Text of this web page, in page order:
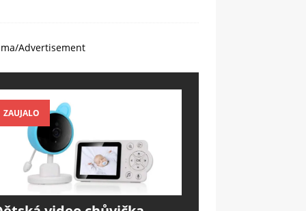
Advertisement
ZAUJALO